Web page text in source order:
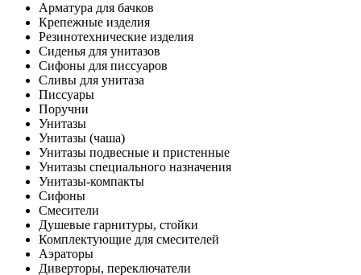
Арматура для бачков
Крепежные изделия
Резинотехнические изделия
Сиденья для унитазов
Сифоны для писсуаров
Сливы для унитаза
Писсуары
Поручни
Унитазы
Унитазы (чаша)
Унитазы подвесные и пристенные
Унитазы специального назначения
Унитазы-компакты
Сифоны
Смесители
Душевые гарнитуры, стойки
Комплектующие для смесителей
Аэраторы
Диверторы, переключатели